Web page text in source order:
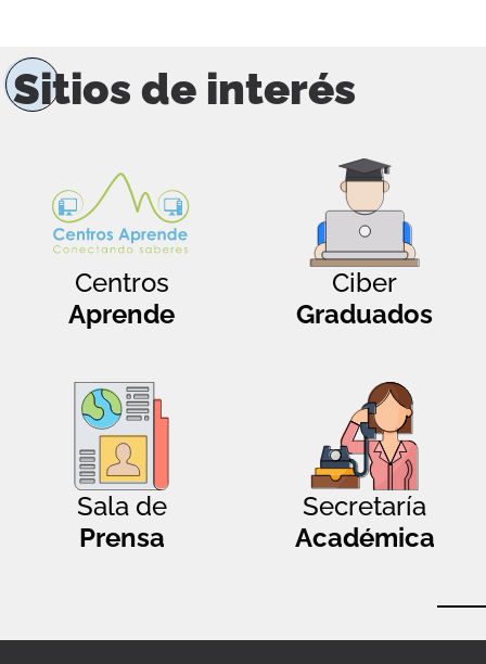
Sitios de interés
Centros
Aprende
Ciber
Graduados
Sala de
Prensa
Secretaría
Académica